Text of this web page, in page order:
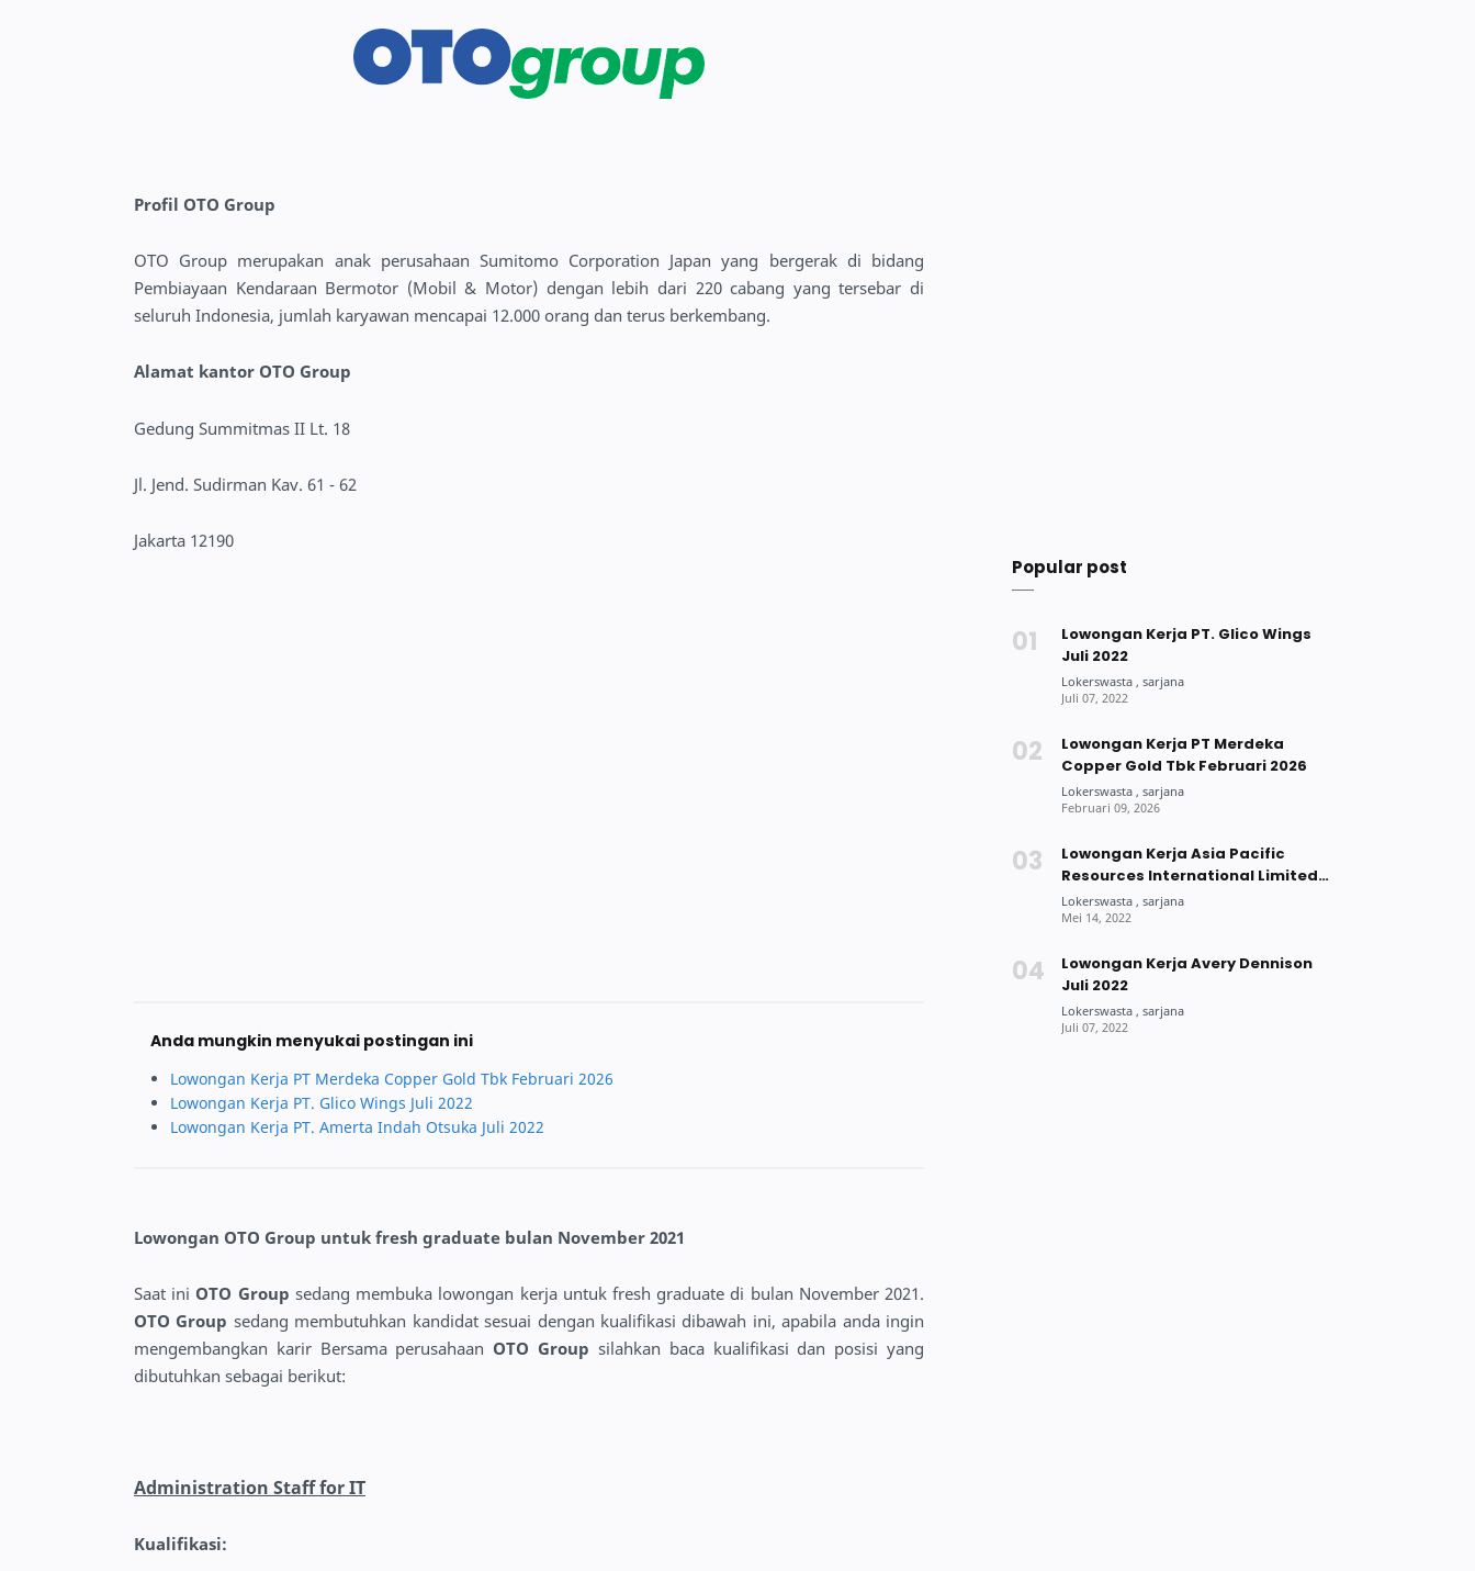
Profil OTO Group
OTO Group merupakan anak perusahaan Sumitomo Corporation Japan yang bergerak di bidang
Pembiayaan Kendaraan Bermotor (Mobil & Motor) dengan lebih dari 220 cabang yang tersebar di
seluruh Indonesia, jumlah karyawan mencapai 12.000 orang dan terus berkembang.
Alamat kantor OTO Group
Gedung Summitmas II Lt. 18
Jl. Jend. Sudirman Kav. 61 - 62
Jakarta 12190
Anda mungkin menyukai postingan ini
Lowongan Kerja PT Merdeka Copper Gold Tbk Februari 2026
Lowongan Kerja PT. Glico Wings Juli 2022
Lowongan Kerja PT. Amerta Indah Otsuka Juli 2022
Lowongan OTO Group untuk fresh graduate bulan November 2021
Saat ini OTO Group sedang membuka lowongan kerja untuk fresh graduate di bulan November 2021.
OTO Group sedang membutuhkan kandidat sesuai dengan kualifikasi dibawah ini, apabila anda ingin
mengembangkan karir Bersama perusahaan OTO Group silahkan baca kualifikasi dan posisi yang
dibutuhkan sebagai berikut:
Administration Staff for IT
Kualifikasi:
Popular post
Lowongan Kerja PT. Glico Wings
Juli 2022
Lowongan Kerja PT Merdeka
Copper Gold Tbk Februari 2026
Lowongan Kerja Asia Pacific
Resources International Limited
(APRIL) Group Mei 2022
Lowongan Kerja Avery Dennison
Juli 2022